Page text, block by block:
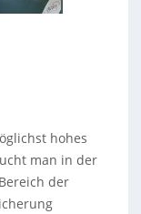
hohes
man in der
der